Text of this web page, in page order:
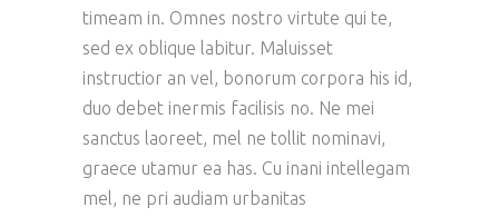
timeam in. Omnes nostro virtute qui te,
sed ex oblique labitur. Maluisset
instructior an vel, bonorum corpora his id,
duo debet inermis facilisis no. Ne mei
sanctus laoreet, mel ne tollit nominavi,
graece utamur ea has. Cu inani intellegam
mel, ne pri audiam urbanitas